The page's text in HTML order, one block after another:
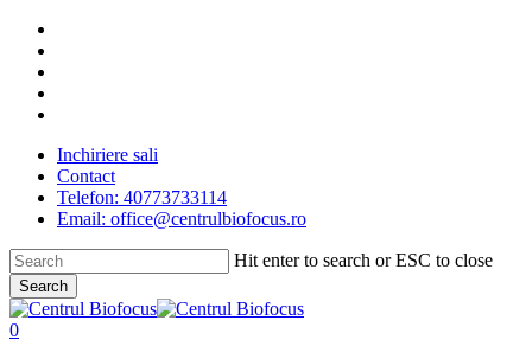
Skip
main
content
Inchiriere sali
Contact
Telefon: 40773733114
Email: office@centrulbiofocus.ro
Hit enter to search or ESC to close
Search
Close
Search
search
0